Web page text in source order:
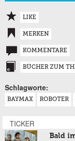
LIKE
MERKEN
KOMMENTARE
BÜCHER ZUM
Schlagworte:
BAYMAX ROBOTER
TICKER
Bald